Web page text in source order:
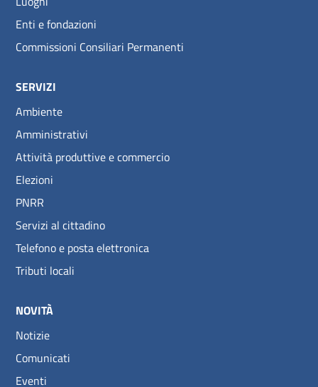
Enti e fondazioni
Commissioni Consiliari Permanenti
SERVIZI
Ambiente
Amministrativi
Attività produttive e commercio
Elezioni
PNRR
Servizi al cittadino
Telefono e posta elettronica
Tributi locali
NOVITÀ
Notizie
Comunicati
Eventi